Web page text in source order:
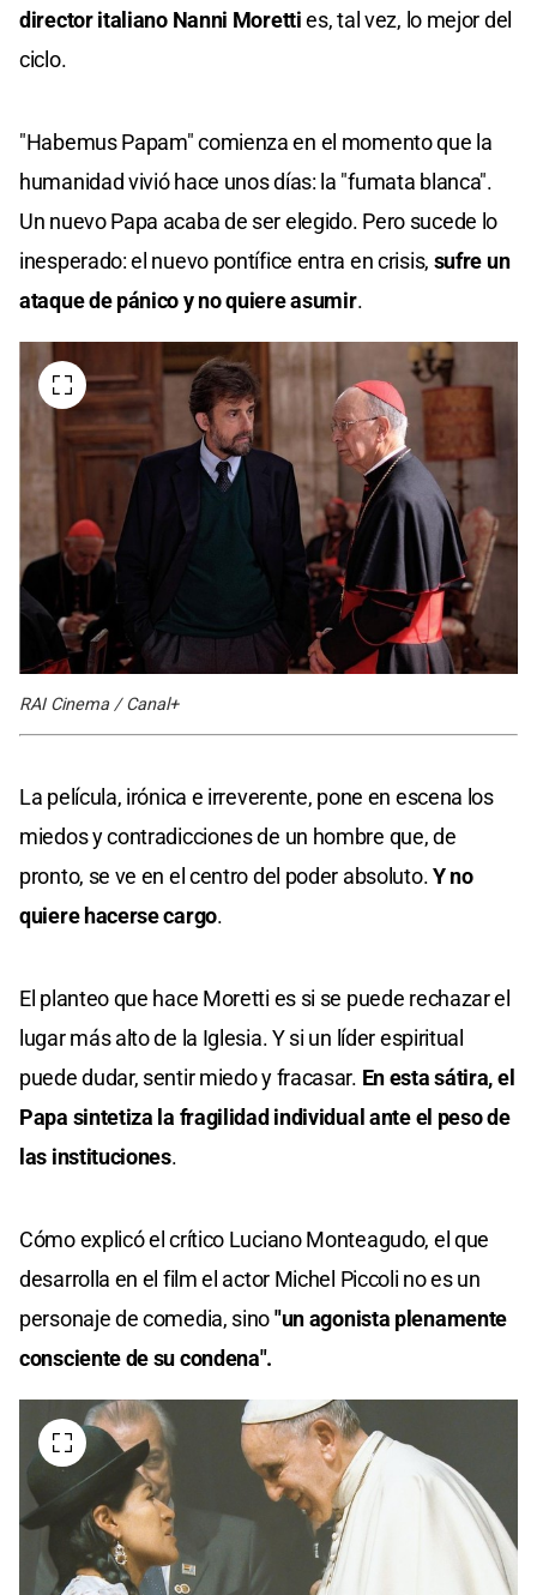
director italiano Nanni Moretties, tal vez, lo mejor del
ciclo.
"Habemus Papam" comienza en el momento que la
humanidad vivió hace unos días: la "fumata blanca".
Un nuevo Papa acaba de ser elegido. Pero sucede lo
inesperado: el nuevo pontífice entra en crisis, sufre un
ataque de pánico y no quiere asumir.
RAI Cinema / Canal+
La película, irónica e irreverente, pone en escena los
miedos y contradicciones de un hombre que, de
pronto, se ve en el centro del poder absoluto.Y no
quiere hacerse cargo.
El planteo que hace Moretti es si se puede rechazar el
lugar más alto de la Iglesia. Y si un líder espiritual
puede dudar, sentir miedo y fracasar. En esta sátira, el
Papa sintetiza la fragilidad individual ante el peso de
las instituciones.
Cómo explicó el crítico Luciano Monteagudo, el que
desarrolla en el film el actor Michel Piccoli no es un
personaje de comedia, sino"un agonista plenamente
consciente de su condena".